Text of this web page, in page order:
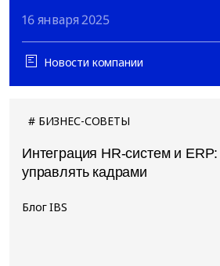
16 января 2025
Новости компании
БИЗНЕС-СОВЕТЫ
Интеграция HR-систем и ERP:
управлять кадрами
Блог IBS